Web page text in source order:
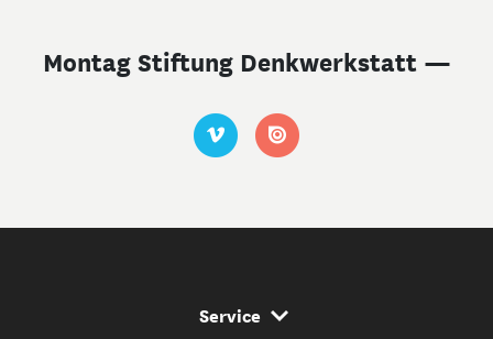
Montag Stiftung Denkwerkstatt —
Service Navigation
Service